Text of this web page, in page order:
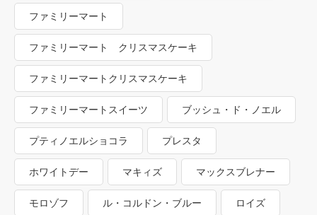
ファミリーマート
ファミリーマート クリスマスケーキ
ファミリーマートクリスマスケーキ
ファミリーマートスイーツ ブッシュ・ド・ノエル
プティノエルショコラ プレスタ
ホワイトデー マキィズ マックスブレナー
モロゾフ ル・コルドン・ブルー ロイズ